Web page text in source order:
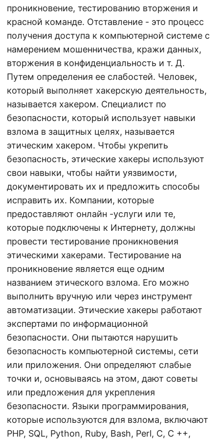
проникновение, тестированию вторжения и
красной команде. Отставление - это процесс
получения доступа к компьютерной системе с
намерением мошенничества, кражи данных,
вторжения в конфиденциальность и т. Д.
Путем определения ее слабостей. Человек,
который выполняет хакерскую деятельность,
называется хакером. Специалист по
безопасности, который использует навыки
взлома в защитных целях, называется
этическим хакером. Чтобы укрепить
безопасность, этические хакеры используют
свои навыки, чтобы найти уязвимости,
документировать их и предложить способы
исправить их. Компании, которые
предоставляют онлайн -услуги или те,
которые подключены к Интернету, должны
провести тестирование проникновения
этическими хакерами. Тестирование на
проникновение является еще одним
названием этического взлома. Его можно
выполнить вручную или через инструмент
автоматизации. Этические хакеры работают
экспертами по информационной
безопасности. Они пытаются нарушить
безопасность компьютерной системы, сети
или приложения. Они определяют слабые
точки и, основываясь на этом, дают советы
или предложения для укрепления
безопасности. Языки программирования,
которые используются для взлома, включают
PHP, SQL, Python, Ruby, Bash, Perl, C, C ++,